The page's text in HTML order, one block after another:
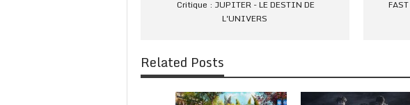
Critique : JUPITER - LE DESTIN DE
L'UNIVERS
Related Posts